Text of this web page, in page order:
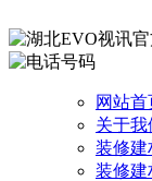
网站首
关于我
装修建
装修建